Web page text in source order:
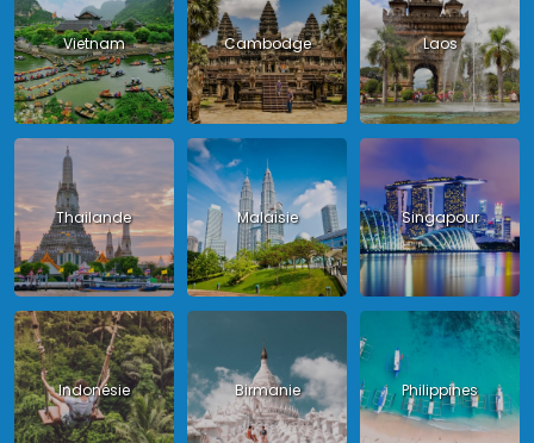
Vietnam Cambodge Laos
Thailande Malaisie Singapour
Indonésie Birmanie Philippines